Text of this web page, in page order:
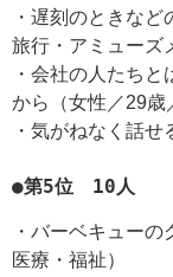
・遅刻のときな
旅行・アミューズ
・会社の人たち
から（女性／29歳
・気がねなく話せ
●第5位 10人
・バーベキュー
医療・福祉）